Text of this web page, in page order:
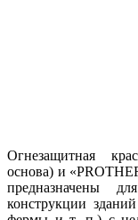
Огнезащитная
основа) и
предназначены
конструкции